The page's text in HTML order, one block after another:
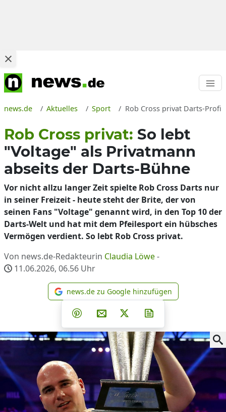
news.de Aktuelles Sport Rob Cross privat Darts-Profi
Rob Cross privat: So lebt
"Voltage" als Privatmann
abseits der Darts-Bühne
Vor nicht allzu langer Zeit spielte Rob Cross Darts nur
in seiner Freizeit - heute steht der Brite, der von
seinen Fans "Voltage" genannt wird, in den Top 10 der
Darts-Welt und hat mit dem Pfeilesport ein hübsches
Vermögen verdient. So lebt Rob Cross privat.
Von news.de-Redakteurin Claudia Löwe-
11.06.2026, 06.56 Uhr
news.de zu Google
news.de zu Google hinzufügen
Teilen auf Facebook
Teilen auf Whatsapp
Teilen auf Telegram
Teilen auf Pinterest
Per E-Mail teilen
Post auf X